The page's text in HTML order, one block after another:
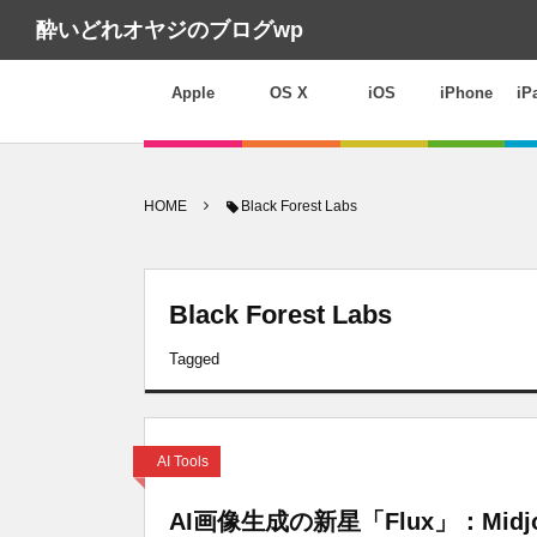
酔いどれオヤジのブログwp
Apple OS X iOS iPhone
HOME Black Forest Labs
Black Forest Labs
Tagged
AI Tools
AI画像生成の新星「Flux」：